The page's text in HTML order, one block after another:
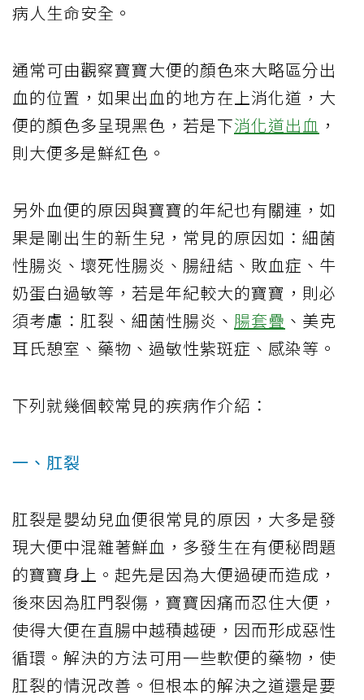
病人生命安全。
通常可由觀察寶寶大便的顏色來大略區分出
血的位置，如果出血的地方在上消化道，大
便的顏色多呈現黑色，若是下消化道出血 ，
則大便多是鮮紅色。
另外血便的原因與寶寶的年紀也有關連，如
果是剛出生的新生兒，常見的原因如：細菌
性腸炎、壞死性腸炎、腸紐結、敗血症、牛
奶蛋白過敏等，若是年紀較大的寶寶，則必
須考慮：肛裂、細菌性腸炎、 腸套疊 、美克
耳氏憩室、藥物、過敏性紫斑症、感染等。
下列就幾個較常見的疾病作介紹：
一、肛裂
肛裂是嬰幼兒血便很常見的原因，大多是發
現大便中混雜著鮮血，多發生在有便秘問題
的寶寶身上。起先是因為大便過硬而造成，
後來因為肛門裂傷，寶寶因痛而忍住大便，
使得大便在直腸中越積越硬，因而形成惡性
循環。解決的方法可用一些軟便的藥物，使
肛裂的情況改善。但根本的解決之道還是要